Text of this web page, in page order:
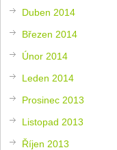
Duben 2014
Březen 2014
Únor 2014
Leden 2014
Prosinec 2013
Listopad 2013
Říjen 2013